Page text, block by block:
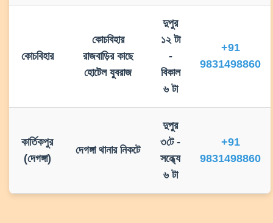
কোচবিহার
কোচবিহার
রাজবাড়ির কাছে
হোটেল যুবরাজ
দুপুর
১২ টা
-
বিকাল
৬ টা
+91
9831498860
কার্তিকপুর
(দেগঙ্গা)
দেগঙ্গা থানার নিকটে
দুপুর
৩টে -
সন্ধ্যে
৬ টা
+91
9831498860